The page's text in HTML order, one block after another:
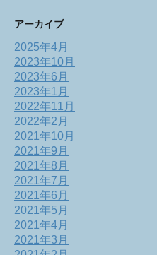
アーカイブ
2025年4月
2023年10月
2023年6月
2023年1月
2022年11月
2022年2月
2021年10月
2021年9月
2021年8月
2021年7月
2021年6月
2021年5月
2021年4月
2021年3月